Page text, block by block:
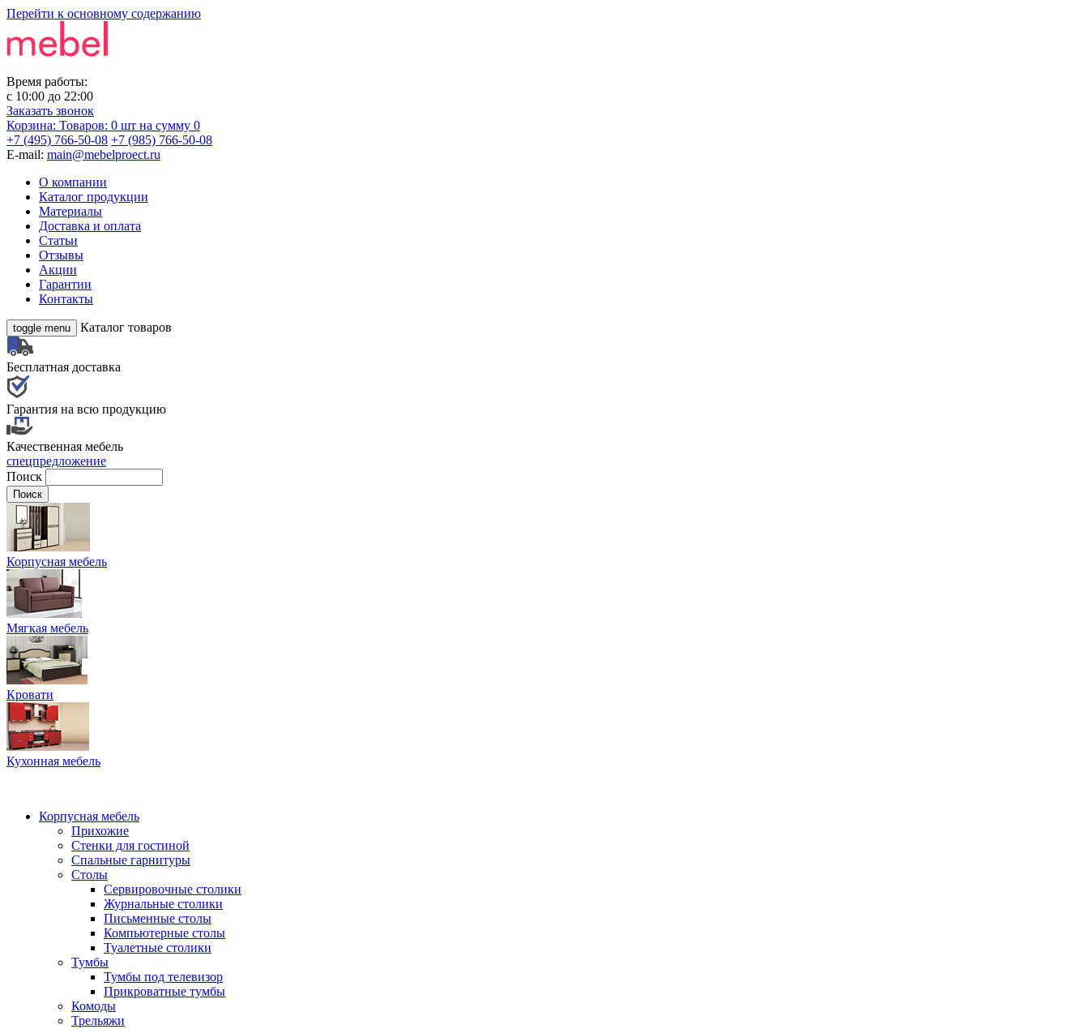
Перейти к основному содержанию
Время работы:
с 10:00 до 22:00
Заказать звонок
Корзина: Товаров: 0 шт на сумму 0
+7 (495) 766-50-08 +7 (985) 766-50-08
E-mail: main@mebelproect.ru
О компании
Каталог продукции
Материалы
Доставка и оплата
Статьи
Отзывы
Акции
Гарантии
Контакты
toggle menu Каталог товаров
Бесплатная доставка
Гарантия на всю продукцию
Качественная мебель
спецпредложение
Поиск
Корпусная мебель
Мягкая мебель
Кровати
Кухонная мебель
Корпусная мебель
Прихожие
Стенки для гостиной
Спальные гарнитуры
Столы
Сервировочные столики
Журнальные столики
Письменные столы
Компьютерные столы
Туалетные столики
Тумбы
Тумбы под телевизор
Прикроватные тумбы
Комоды
Трельяжи